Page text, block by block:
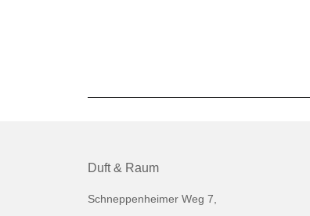
Duft & Raum
Schneppenheimer Weg 7,